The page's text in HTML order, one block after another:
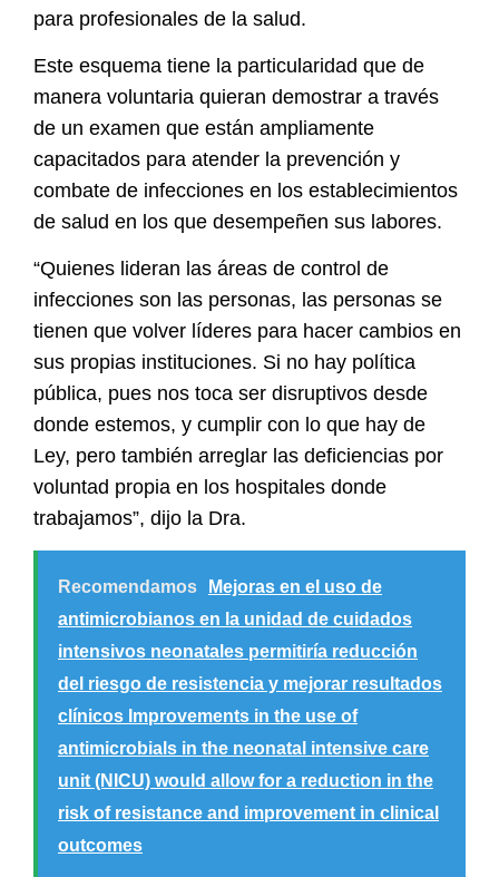
para profesionales de la salud.
Este esquema tiene la particularidad que de
manera voluntaria quieran demostrar a través
de un examen que están ampliamente
capacitados para atender la prevención y
combate de infecciones en los establecimientos
de salud en los que desempeñen sus labores.
“Quienes lideran las áreas de control de
infecciones son las personas, las personas se
tienen que volver líderes para hacer cambios en
sus propias instituciones. Si no hay política
pública, pues nos toca ser disruptivos desde
donde estemos, y cumplir con lo que hay de
Ley, pero también arreglar las deficiencias por
voluntad propia en los hospitales donde
trabajamos”, dijo la Dra.
Recomendamos
Mejoras en el uso de
antimicrobianos en la unidad de cuidados
intensivos neonatales permitiría reducción
del riesgo de resistencia y mejorar resultados
clínicos Improvements in the use of
antimicrobials in the neonatal intensive care
unit (NICU) would allow for a reduction in the
risk of resistance and improvement in clinical
outcomes